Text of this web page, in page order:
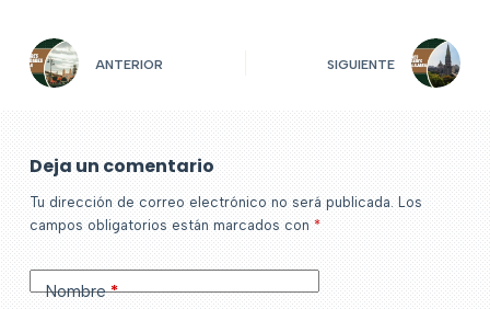
ANTERIOR SIGUIENTE
Deja un comentario
Tu dirección de correo electrónico no será publicada. Los
campos obligatorios están marcados con*
Nombre*